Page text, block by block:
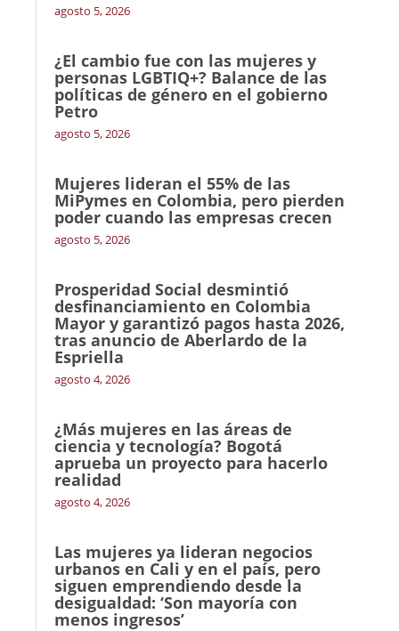
agosto 5, 2026
¿El cambio fue con las mujeres y
personas LGBTIQ+? Balance de las
políticas de género en el gobierno
Petro
agosto 5, 2026
Mujeres lideran el 55% de las
MiPymes en Colombia, pero pierden
poder cuando las empresas crecen
agosto 5, 2026
Prosperidad Social desmintió
desfinanciamiento en Colombia
Mayor y garantizó pagos hasta 2026,
tras anuncio de Aberlardo de la
Espriella
agosto 4, 2026
¿Más mujeres en las áreas de
ciencia y tecnología? Bogotá
aprueba un proyecto para hacerlo
realidad
agosto 4, 2026
Las mujeres ya lideran negocios
urbanos en Cali y en el país, pero
siguen emprendiendo desde la
desigualdad: ‘Son mayoría con
menos ingresos’